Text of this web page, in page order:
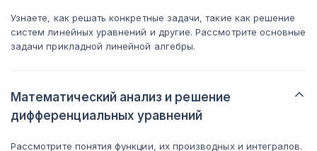
Узнаете, как решать конкретные задачи, такие как решение
систем линейных уравнений и другие. Рассмотрите основные
задачи прикладной линейной алгебры.
Математический анализ и решение
дифференциальных уравнений
Рассмотрите понятия функции, их производных и интегралов.